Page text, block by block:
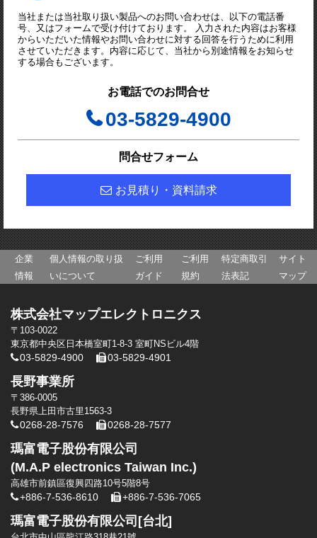
当社または当社取り扱い製品へのお問い合わせは、以下の電話番
号、又はフォームで受け付けております。 入力された内容はお客様
からいただいた情報やお問い合わせに対する回答を行うために利用
させていただきます。内容に応じて、当社から別途情報をお知らせ
する場合もございます。
お電話でのお問合せ
03-5829-4900
問合せフォーム
お見積り・資料請求
企業
情報
個人情報の取り扱
いについて
ご利用
ガイド
ご利用
規約
特定商取引
法表記
サイト
マップ
株式会社マップエレクトロニクス
〒103-0022
東京都中央区日本橋室町1-8-3 室町NSビル4階
03-5829-4900 03-5829-4901
長野事業所
〒386-0005
長野県上田市古里1563-3
0268-28-7576 0268-28-7577
瑪富電子股份有限公司
(M.A.P electronics Taiwan Inc.)
高雄市前鎮區復興四路10号5階8号
+886-7-536-8610 +886-7-536-7065
瑪富電子股份有限公司[台北]